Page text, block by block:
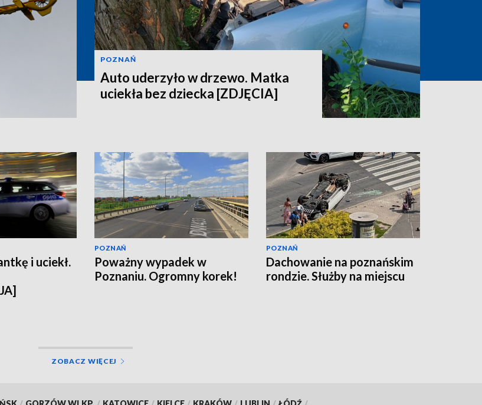
POZNAŃ
Auto uderzyło w drzewo. Matka
uciekła bez dziecka [ZDJĘCIA]
i uciekł.
POZNAŃ
Poważny wypadek w
Poznaniu. Ogromny korek!
POZNAŃ
Dachowanie na poznańskim
rondzie. Służby na miejscu
ZOBACZ WIĘCEJ